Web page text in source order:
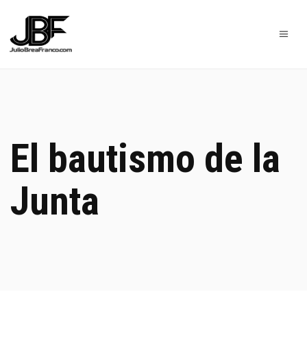
El bautismo de la
Junta